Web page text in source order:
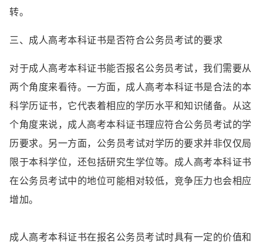
转。
三、成人高考本科证书是否符合公务员考试的要求
对于成人高考本科证书能否报名公务员考试，我们需要从
两个角度来看待。一方面，成人高考本科证书是合法的本
科学历证书，它代表着相应的学历水平和知识储备。从这
个角度来说，成人高考本科证书理应符合公务员考试的学
历要求。另一方面，公务员考试对学历的要求并非仅仅局
限于本科学位，还包括研究生学位等。成人高考本科证书
在公务员考试中的地位可能相对较低，竞争压力也会相应
增加。
成人高考本科证书在报名公务员考试时具有一定的价值和